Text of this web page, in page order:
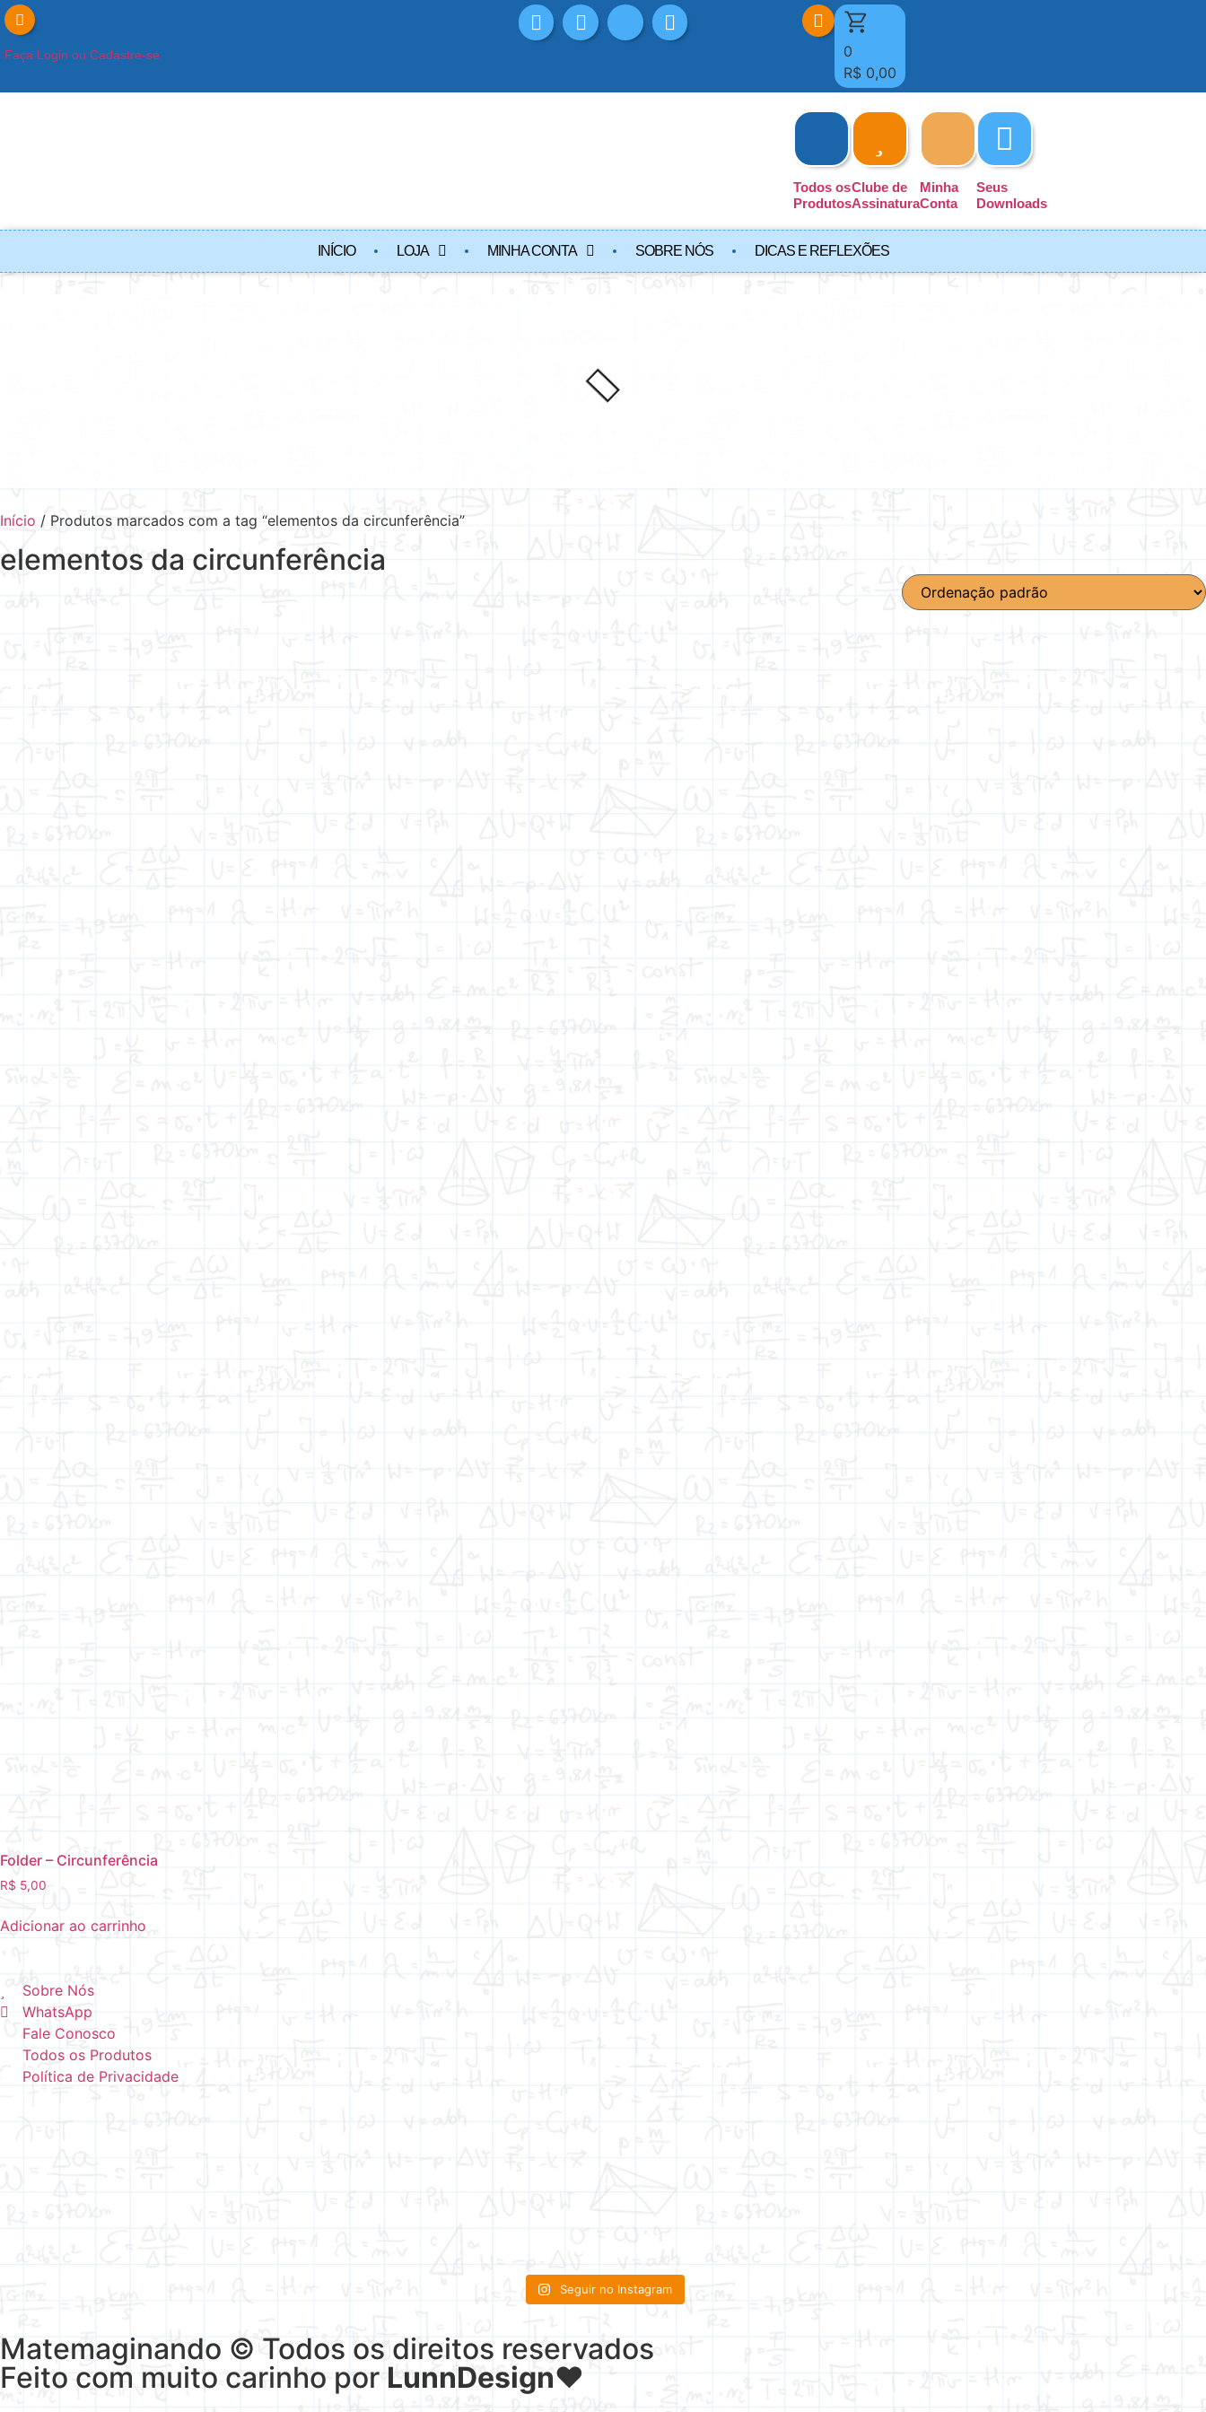
Faça Login ou Cadastre-se
0
R$ 0,00
Todos os
Produtos
Clube de
Assinatura
Minha
Conta
Seus
Downloads
INÍCIO LOJA MINHA CONTA SOBRE NÓS DICAS E REFLEXÕES
Início / Produtos marcados com a tag “elementos da circunferência”
elementos da circunferência
Folder – Circunferência
R$ 5,00
Adicionar ao carrinho
Sobre Nós
WhatsApp
Fale Conosco
Todos os Produtos
Política de Privacidade
Seguir no Instagram
Matemaginando © Todos os direitos reservados
Feito com muito carinho porLunnDesign♥